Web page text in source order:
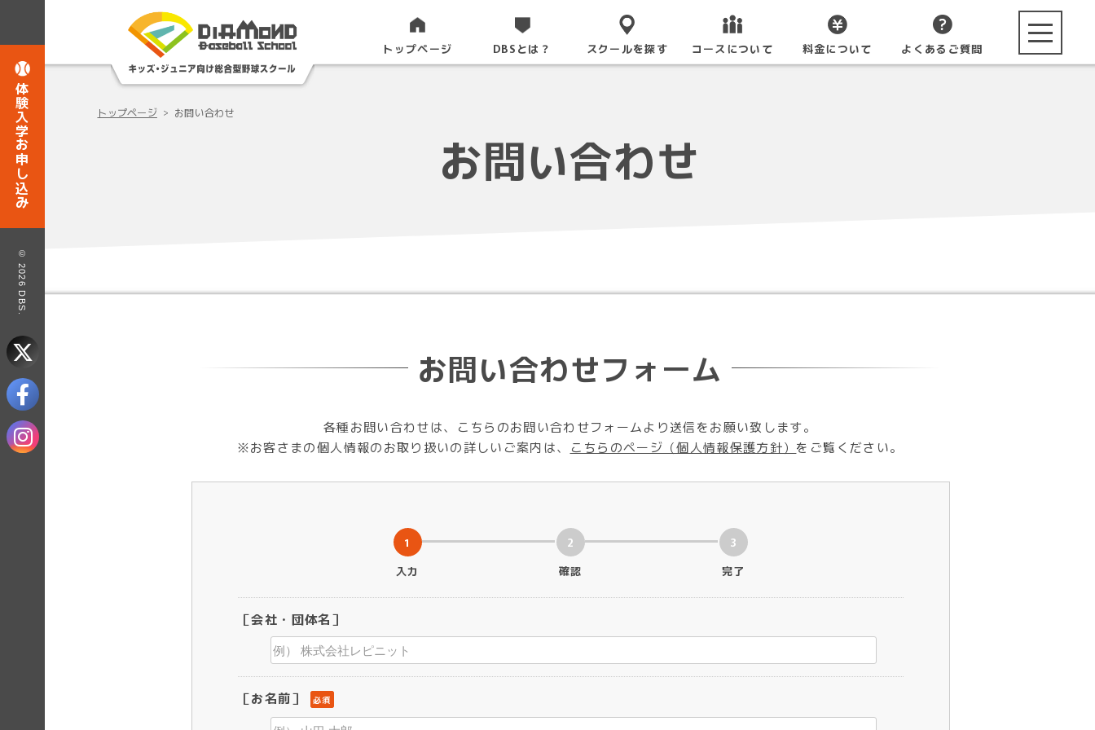
体験入学お申し込み
© 2026 DBS.
トップページ DBSとは？ スクールを探す コースについて 料金について よくあるご質問
toggle
トップページ お問い合わせ
お問い合わせ
お問い合わせフォーム
各種お問い合わせは、こちらのお問い合わせフォームより送信をお願い致します。
※お客さまの個人情報のお取り扱いの詳しいご案内は、
こちらのページ（個人情報保護方針） をご覧ください。
1
入力
2
確認
3
完了
［会社・団体名］
［お名前］ 必須